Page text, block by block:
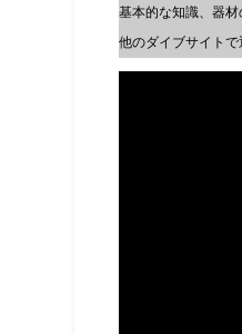
基本的な知識、器
他のダイブサイト